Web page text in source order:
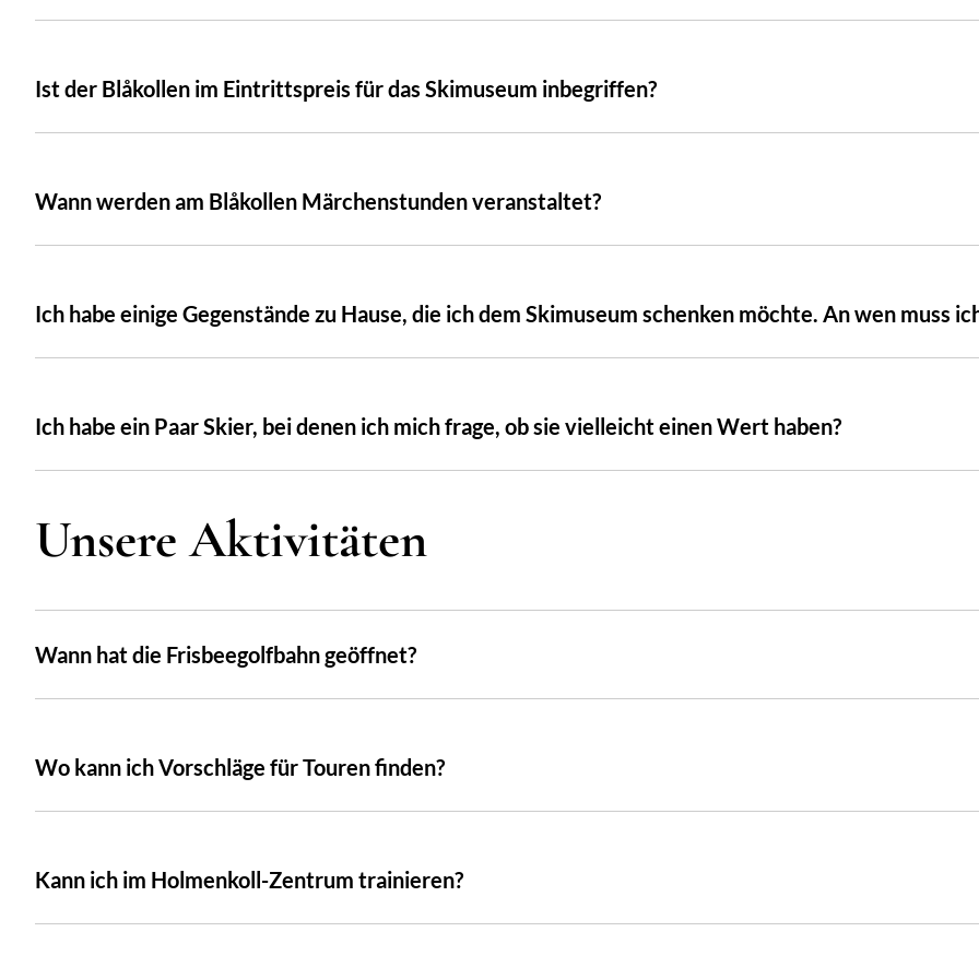
Ist der Blåkollen im Eintrittspreis für das Skimuseum inbegriffen?
Wann werden am Blåkollen Märchenstunden veranstaltet?
Ich habe einige Gegenstände zu Hause, die ich dem Skimuseum schenken möchte. An wen muss
Ich habe ein Paar Skier, bei denen ich mich frage, ob sie vielleicht einen Wert haben?
Unsere Aktivitäten
Wann hat die Frisbeegolfbahn geöffnet?
Wo kann ich Vorschläge für Touren finden?
Kann ich im Holmenkoll-Zentrum trainieren?